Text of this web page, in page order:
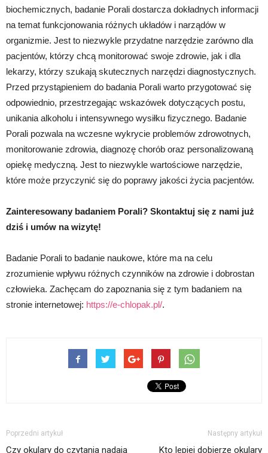
biochemicznych, badanie Porali dostarcza dokładnych informacji
na temat funkcjonowania różnych układów i narządów w
organizmie. Jest to niezwykle przydatne narzędzie zarówno dla
pacjentów, którzy chcą monitorować swoje zdrowie, jak i dla
lekarzy, którzy szukają skutecznych narzędzi diagnostycznych.
Przed przystąpieniem do badania Porali warto przygotować się
odpowiednio, przestrzegając wskazówek dotyczących postu,
unikania alkoholu i intensywnego wysiłku fizycznego. Badanie
Porali pozwala na wczesne wykrycie problemów zdrowotnych,
monitorowanie zdrowia, diagnozę chorób oraz personalizowaną
opiekę medyczną. Jest to niezwykle wartościowe narzędzie,
które może przyczynić się do poprawy jakości życia pacjentów.
Zainteresowany badaniem Porali? Skontaktuj się z nami już
dziś i umów na wizytę!
Badanie Porali to badanie naukowe, które ma na celu
zrozumienie wpływu różnych czynników na zdrowie i dobrostan
człowieka. Zachęcam do zapoznania się z tym badaniem na
stronie internetowej: https://e-chlopak.pl/.
Poprzedni artykuł
Czy okulary do czytania nadają
Następny artykuł
Kto lepiej dobierze okulary